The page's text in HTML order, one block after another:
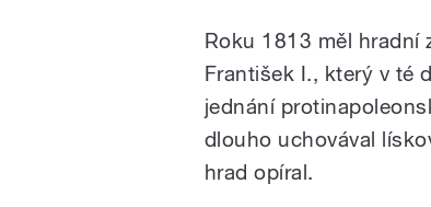
Roku 1813 měl hradní
František I., který v té
jednání
dlouho uchovával
hrad opíral.